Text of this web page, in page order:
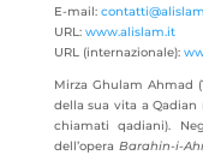
E-mail:
URL: www.alislam.it
URL (internazionale):
Mirza Ghulam Ahmad
della sua vita a
chiamati qadiani).
dell’operaBarahin-i-